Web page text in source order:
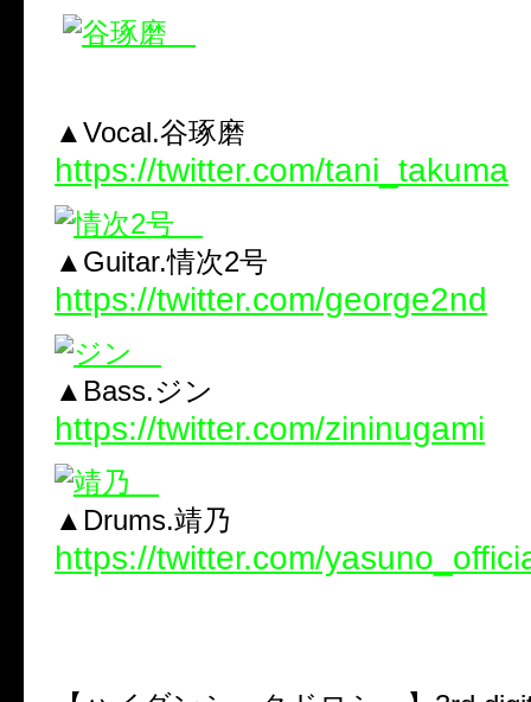
▲Vocal.谷琢磨
https://twitter.com/tani_takuma
▲Guitar.情次2号
https://twitter.com/george2nd
▲Bass.ジン
https://twitter.com/zininugami
▲Drums.靖乃
https://twitter.com/